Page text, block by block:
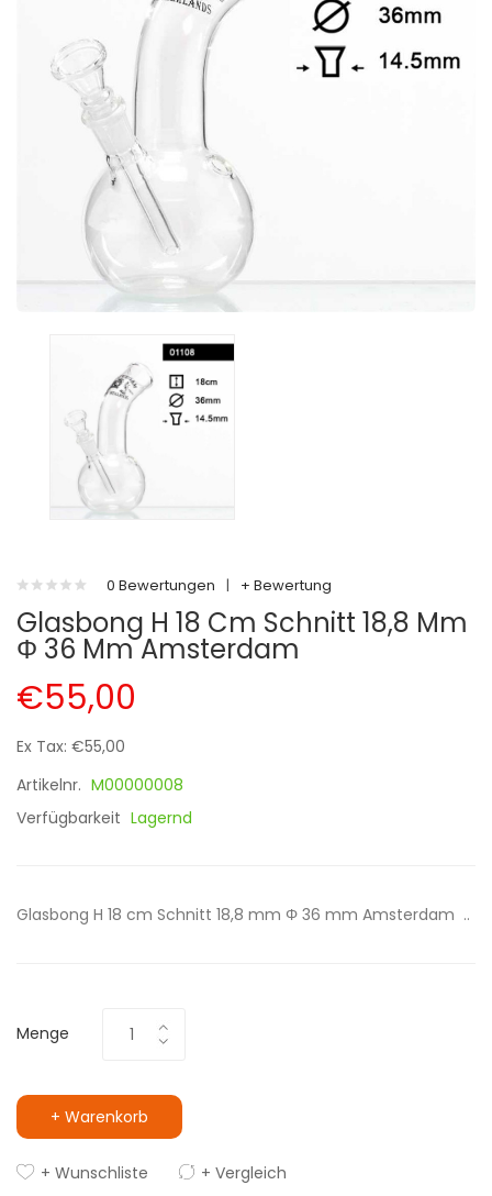
0 Bewertungen | + Bewertung
Glasbong H 18 Cm Schnitt 18,8 Mm
Φ 36 Mm Amsterdam
€55,00
Ex Tax: €55,00
Artikelnr. M00000008
Verfügbarkeit Lagernd
Glasbong H 18 cm Schnitt 18,8 mm Φ 36 mm Amsterdam ..
Menge
+ Warenkorb
+ Wunschliste + Vergleich